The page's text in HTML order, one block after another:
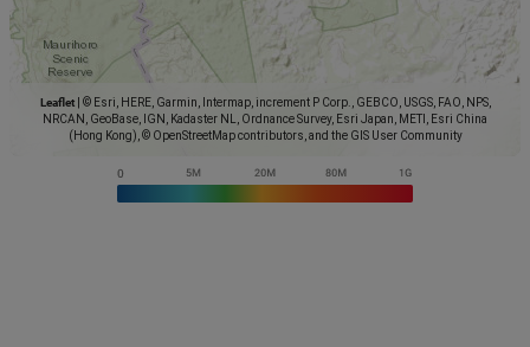
Leaflet
© Esri, HERE, Garmin, Intermap, increment P Corp., GEBCO, USGS, FAO, NPS,
NRCAN, GeoBase, IGN, Kadaster NL, Ordnance Survey, Esri Japan, METI, Esri China
(Hong Kong), © OpenStreetMap contributors, and the GIS User Community